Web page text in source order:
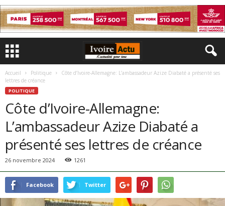
Accueil Politique
Côte d’Ivoire-Allemagne: L’ambassadeur Azize Diabaté a présenté ses
lettres de créance
POLITIQUE
Côte d’Ivoire-Allemagne:
L’ambassadeur Azize Diabaté a
présenté ses lettres de créance
26 novembre 2024 1261
Facebook Twitter